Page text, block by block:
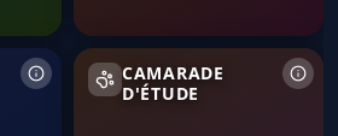
CAMARADE
D'ÉTUDE